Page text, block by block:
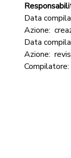
Data
Azione:
Data
Azione:
Compilatore: